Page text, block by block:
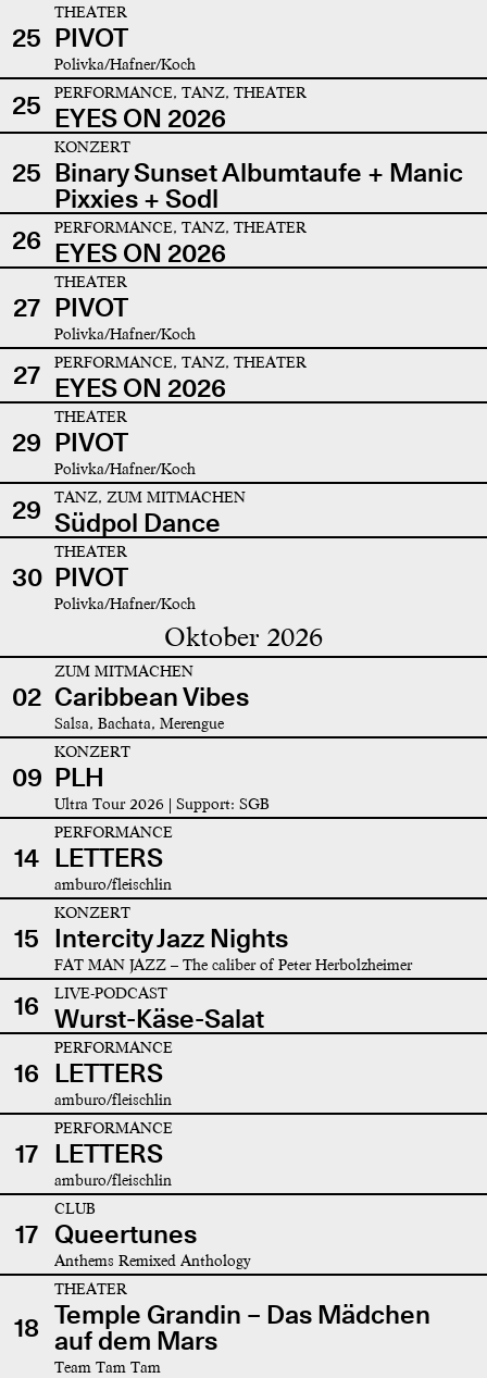
25
THEATER
PIVOT
Polivka/Hafner/Koch
25 PERFORMANCE, TANZ, THEATER
EYES ON 2026
25
KONZERT
Binary Sunset Albumtaufe + Manic
Pixxies + Sodl
26
PERFORMANCE, TANZ, THEATER
EYES ON 2026
27
THEATER
PIVOT
Polivka/Hafner/Koch
27 PERFORMANCE, TANZ, THEATER
EYES ON 2026
29
THEATER
PIVOT
Polivka/Hafner/Koch
29 TANZ, ZUM MITMACHEN
Südpol Dance
30
THEATER
PIVOT
Polivka/Hafner/Koch
Oktober 2026
02
ZUM MITMACHEN
Caribbean Vibes
Salsa, Bachata, Merengue
09
KONZERT
PLH
Ultra Tour 2026 | Support: SGB
14
PERFORMANCE
LETTERS
amburo/fleischlin
15
KONZERT
Intercity Jazz Nights
FAT MAN JAZZ – The caliber of Peter Herbolzheimer
16 LIVE-PODCAST
Wurst-Käse-Salat
16
PERFORMANCE
LETTERS
amburo/fleischlin
17
PERFORMANCE
LETTERS
amburo/fleischlin
17
CLUB
Queertunes
Anthems Remixed Anthology
18
THEATER
Temple Grandin – Das Mädchen
auf dem Mars
Team Tam Tam